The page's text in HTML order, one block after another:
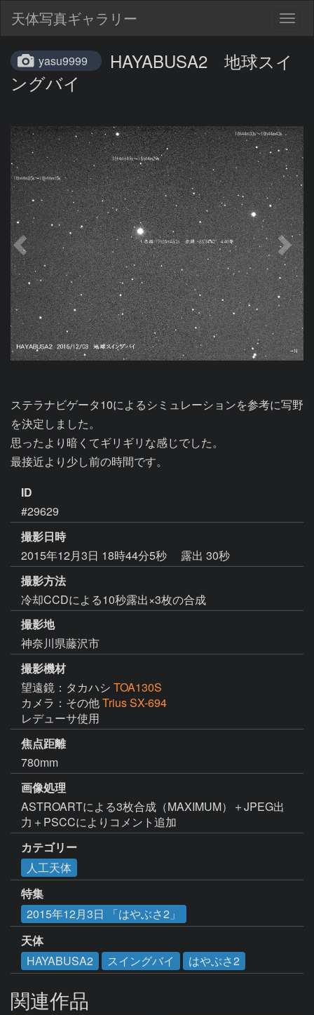
天体写真ギャラリー
yasu9999
HAYABUSA2 地球スイ
ングバイ
ステラナビゲータ10によるシミュレーションを参考に写野
を決定しました。
思ったより暗くてギリギリな感じでした。
最接近より少し前の時間です。
ID
#29629
撮影日時
2015年12月3日 18時44分5秒
露出 30秒
撮影方法
冷却CCDによる10秒露出×3枚の合成
撮影地
神奈川県藤沢市
撮影機材
望遠鏡：タカハシ TOA130S
カメラ：その他Trius SX-694
レデューサ使用
焦点距離
780mm
画像処理
ASTROARTによる3枚合成（MAXIMUM）＋JPEG出
力＋PSCCによりコメント追加
カテゴリー
人工天体
特集
2015年12月3日 「はやぶさ2」
天体
HAYABUSA2
スイングバイ はやぶさ2
関連作品